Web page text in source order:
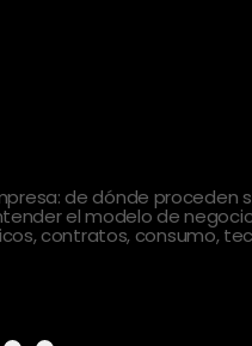
de dónde proceden
el modelo de
contratos, consumo,